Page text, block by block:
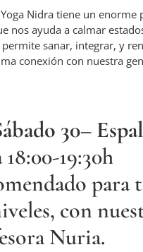
Nidra tiene un enorme
nos ayuda a calmar
sanar, integrar, y
conexión con nuestra
30–
18:00-19:30h
para
con
Nuria.